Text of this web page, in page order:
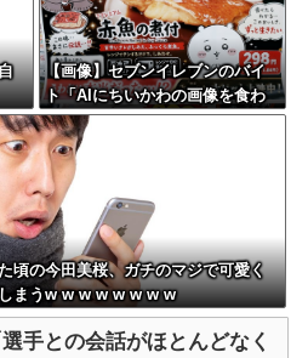
【画像】セブンイレブンのバイ
ト「AIにちいかわの画像を食わ
せてっと………できた！」
頃の今田美桜、ガチのマジで可愛く
まうw w w w w w w w
手との会話がほとんどなく